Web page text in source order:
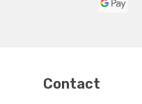
Contact